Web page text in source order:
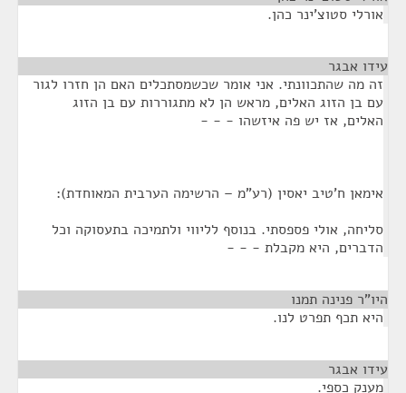
אורלי סטוצ'ינר כהן.
עידו אבגר
זה מה שהתכוונתי. אני אומר שכשמסתכלים האם הן חזרו לגור
עם בן הזוג האלים, מראש הן לא מתגוררות עם בן הזוג
האלים, אז יש פה איזשהו - - -
אימאן ח'טיב יאסין (רע"מ – הרשימה הערבית המאוחדת):
סליחה, אולי פספסתי. בנוסף לליווי ולתמיכה בתעסוקה וכל
הדברים, היא מקבלת - - -
היו"ר פנינה תמנו
היא תכף תפרט לנו.
עידו אבגר
מענק כספי.